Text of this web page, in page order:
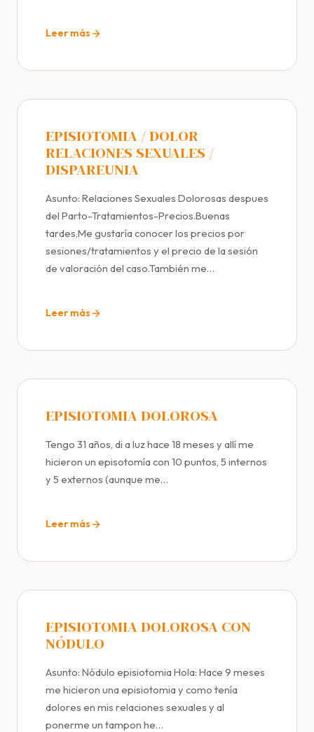
Leer más
EPISIOTOMIA / DOLOR
RELACIONES SEXUALES /
DISPAREUNIA
Asunto: Relaciones Sexuales Dolorosas despues
del Parto-Tratamientos-Precios.Buenas
tardes,Me gustaría conocer los precios por
sesiones/tratamientos y el precio de la sesión
de valoración del caso.También me…
Leer más
EPISIOTOMIA DOLOROSA
Tengo 31 años, di a luz hace 18 meses y allí me
hicieron un episotomía con 10 puntos, 5 internos
y 5 externos (aunque me…
Leer más
EPISIOTOMIA DOLOROSA CON
NÓDULO
Asunto: Nódulo episiotomia Hola: Hace 9 meses
me hicieron una episiotomia y como tenía
dolores en mis relaciones sexuales y al
ponerme un tampon he…